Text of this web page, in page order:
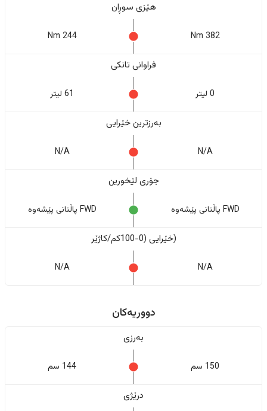
هێزی سوڕان
382 Nm
244 Nm
فراوانی تانکی
0 لیتر 61 لیتر
بەرزترین خێرایی
N/A
N/A
جۆری لێخورین
FWD پاڵنانی پێشەوە FWD پاڵنانی پێشەوە
(خێرایی (0-100کم/کاژێر
N/A
N/A
دووریەکان
بەرزی
150 سم 144 سم
درێژی